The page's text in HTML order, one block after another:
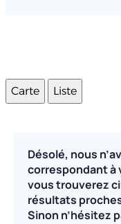
Carte Liste
Désolé, nous
correspondant à
vous trouverez
résultats
Sinon n’hésitez